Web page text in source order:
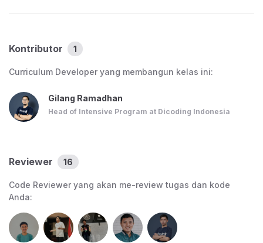
digunakan untuk belajar materi kelas ini selama masih
Fasilitas Pengajaran
Materi bacaan elektronik : Materi akan disajikan dalam
Forum diskusi : Setiap kelas memiliki sebuah forum diskusi
yang dapat Anda gunakan untuk bertanya dan berdiskusi.
Ujian akhir kelas.
Submission (proyek akhir) berupa sebuah aplikasi iOS
sederhana yang dapat menampilkan informasi dalam
bentuk list beserta detailnya.
Sertifikat kompetensi.
Kontributor 1
Curriculum Developer yang membangun kelas ini:
Gilang Ramadhan
Head of Intensive Program at Dicoding Indonesia
Reviewer 16
Code Reviewer yang akan me-review tugas dan kode
Anda: